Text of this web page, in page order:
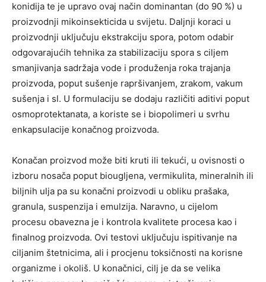
konidija te je upravo ovaj način dominantan (do 90 %) u
proizvodnji mikoinsekticida u svijetu. Daljnji koraci u
proizvodnji uključuju ekstrakciju spora, potom odabir
odgovarajućih tehnika za stabilizaciju spora s ciljem
smanjivanja sadržaja vode i produženja roka trajanja
proizvoda, poput sušenje rapršivanjem, zrakom, vakum
sušenja i sl. U formulaciju se dodaju različiti aditivi poput
osmoprotektanata, a koriste se i biopolimeri u svrhu
enkapsulacije konačnog proizvoda.
Konačan proizvod može biti kruti ili tekući, u ovisnosti o
izboru nosača poput biougljena, vermikulita, mineralnih ili
biljnih ulja pa su konačni proizvodi u obliku prašaka,
granula, suspenzija i emulzija. Naravno, u cijelom
procesu obavezna je i kontrola kvalitete procesa kao i
finalnog proizvoda. Ovi testovi uključuju ispitivanje na
ciljanim štetnicima, ali i procjenu toksičnosti na korisne
organizme i okoliš. U konačnici, cilj je da se velika